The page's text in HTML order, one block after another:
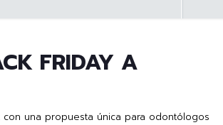
FRIDAY A
con una propuesta única para odontólogos